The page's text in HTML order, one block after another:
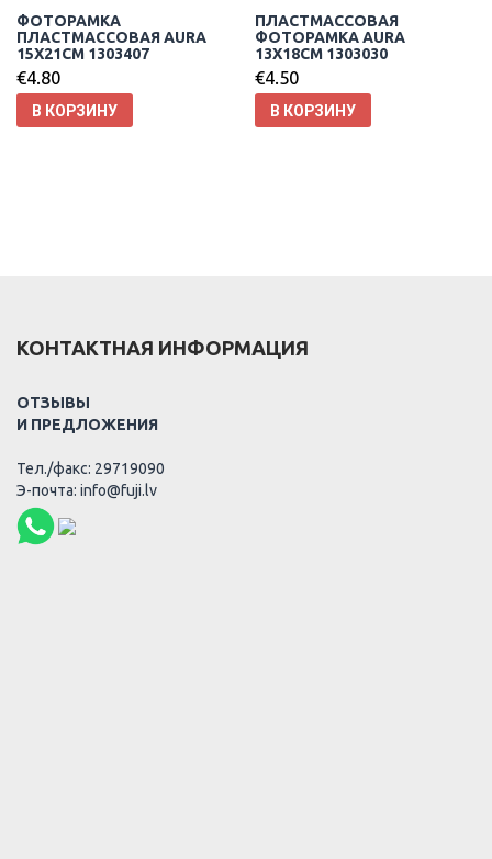
ФОТОРАМКА
ПЛАСТМАССОВАЯ AURA
15X21CM 1303407
€4.80
В КОРЗИНУ
ПЛАСТМАССОВАЯ
ФОТОРАМКА AURA
13X18CM 1303030
€4.50
В КОРЗИНУ
КОНТАКТНАЯ ИНФОРМАЦИЯ
ОТЗЫВЫ
И ПРЕДЛОЖЕНИЯ
Тел./факс: 29719090
Э-почта: info@fuji.lv